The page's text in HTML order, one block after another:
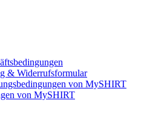
& Widerrufsformular
von MySHIRT
von MySHIRT